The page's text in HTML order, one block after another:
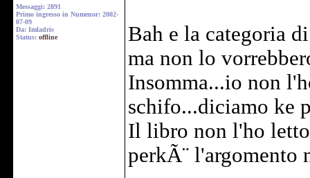
Messaggi: 2891
Primo ingresso in Numenor: 2002-
07-09
Da: Imladris
Status: offline
Bah e la categoria
ma non lo
Insomma...io non
schifo...diciamo ke
Il libro non l'ho
perkÃ¨ l'argomento